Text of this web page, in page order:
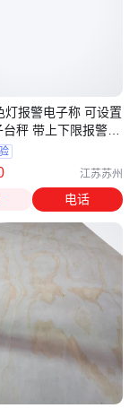
灯报警电子称 可设置
台秤 带上下限报警电
江苏苏州
电话